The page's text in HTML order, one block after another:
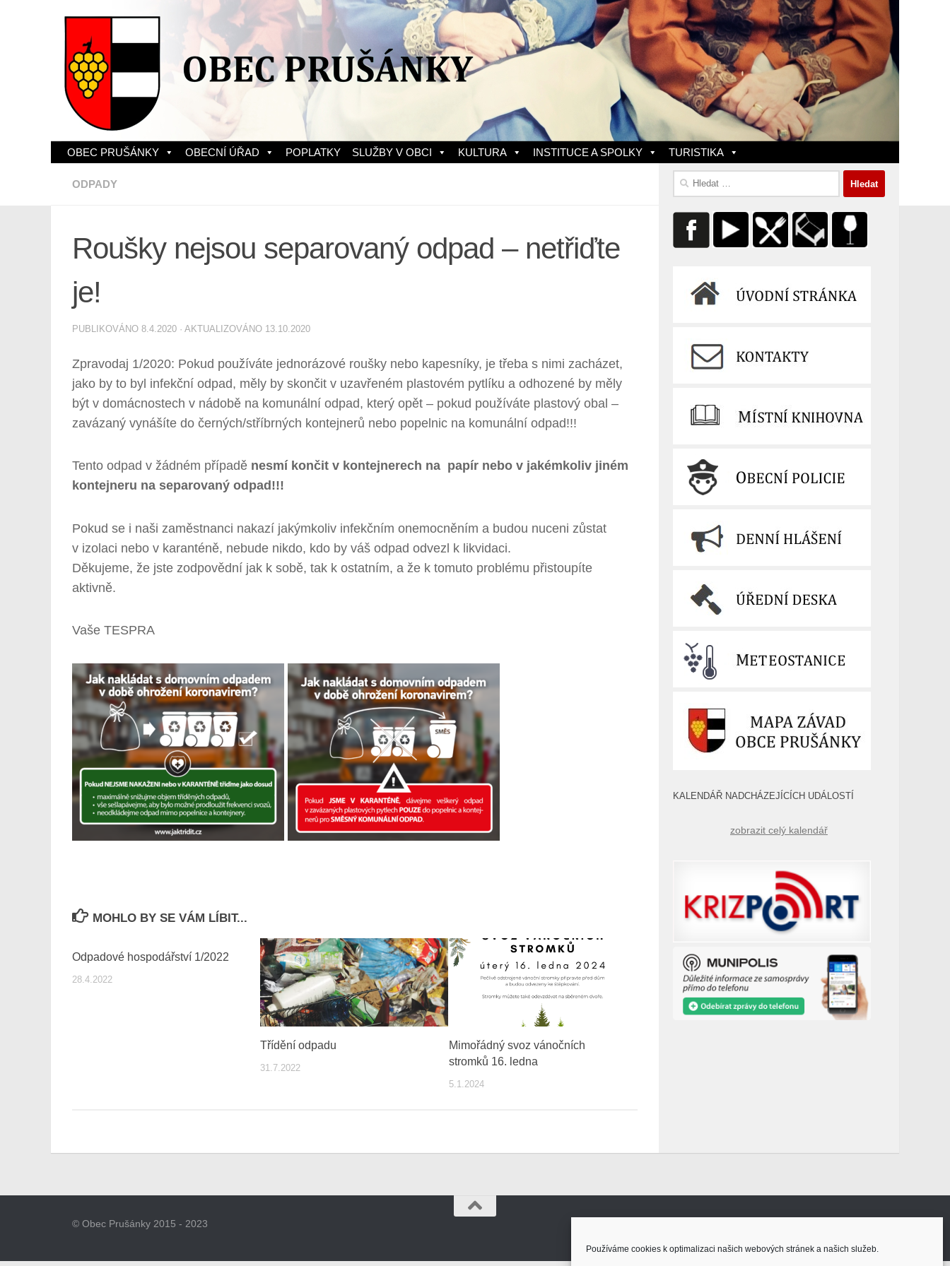
Používáme cookies k optimalizaci našich webových stránek a našich služeb.
Skip to content
OBEC PRUŠÁNKY OBECNÍ ÚŘAD POPLATKY SLUŽBY V OBCI KULTURA INSTITUCE A SPOLKY TURISTIKA
ODPADY
Roušky nejsou separovaný odpad – netřiďte
je!
PUBLIKOVÁNO 8.4.2020 · AKTUALIZOVÁNO 13.10.2020
Zpravodaj 1/2020: Pokud používáte jednorázové roušky nebo kapesníky, je třeba s nimi zacházet,
jako by to byl infekční odpad, měly by skončit v uzavřeném plastovém pytlíku a odhozené by měly
být v domácnostech v nádobě na komunální odpad, který opět – pokud používáte plastový obal –
zavázaný vynášíte do černých/stříbrných kontejnerů nebo popelnic na komunální odpad!!!
Tento odpad v žádném případě nesmí končit v kontejnerech na papír nebo v jakémkoliv jiném
kontejneru na separovaný odpad!!!
Pokud se i naši zaměstnanci nakazí jakýmkoliv infekčním onemocněním a budou nuceni zůstat
v izolaci nebo v karanténě, nebude nikdo, kdo by váš odpad odvezl k likvidaci.
Děkujeme, že jste zodpovědní jak k sobě, tak k ostatním, a že k tomuto problému přistoupíte
aktivně.
Vaše TESPRA
MOHLO BY SE VÁM LÍBIT...
Odpadové hospodářství 1/2022
28.4.2022
Třídění odpadu
31.7.2022
Mimořádný svoz vánočních
stromků 16. ledna
5.1.2024
Vyhledávání
KALENDÁŘ NADCHÁZEJÍCÍCH UDÁLOSTÍ
zobrazit celý kalendář
© Obec Prušánky 2015 - 2023